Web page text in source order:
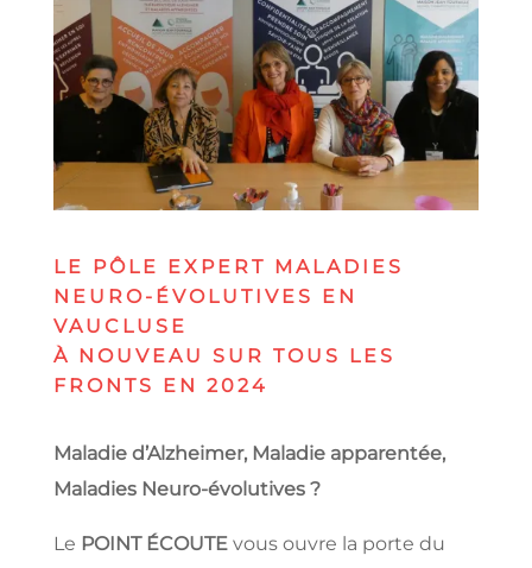
LE PÔLE EXPERT MALADIES
NEURO-ÉVOLUTIVES EN
VAUCLUSE
À NOUVEAU SUR TOUS LES
FRONTS EN 2024
Maladie d’Alzheimer, Maladie apparentée,
Maladies Neuro-évolutives ?
Le POINT ÉCOUTEvous ouvre la porte du